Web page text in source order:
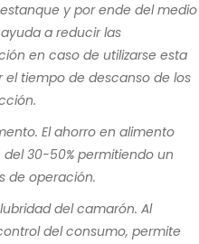
y por ende del medio
a reducir las
en caso de utilizarse esta
tiempo de descanso de los
El ahorro en alimento
30-50% permitiendo un
de operación.
del camarón. Al
del consumo, permite